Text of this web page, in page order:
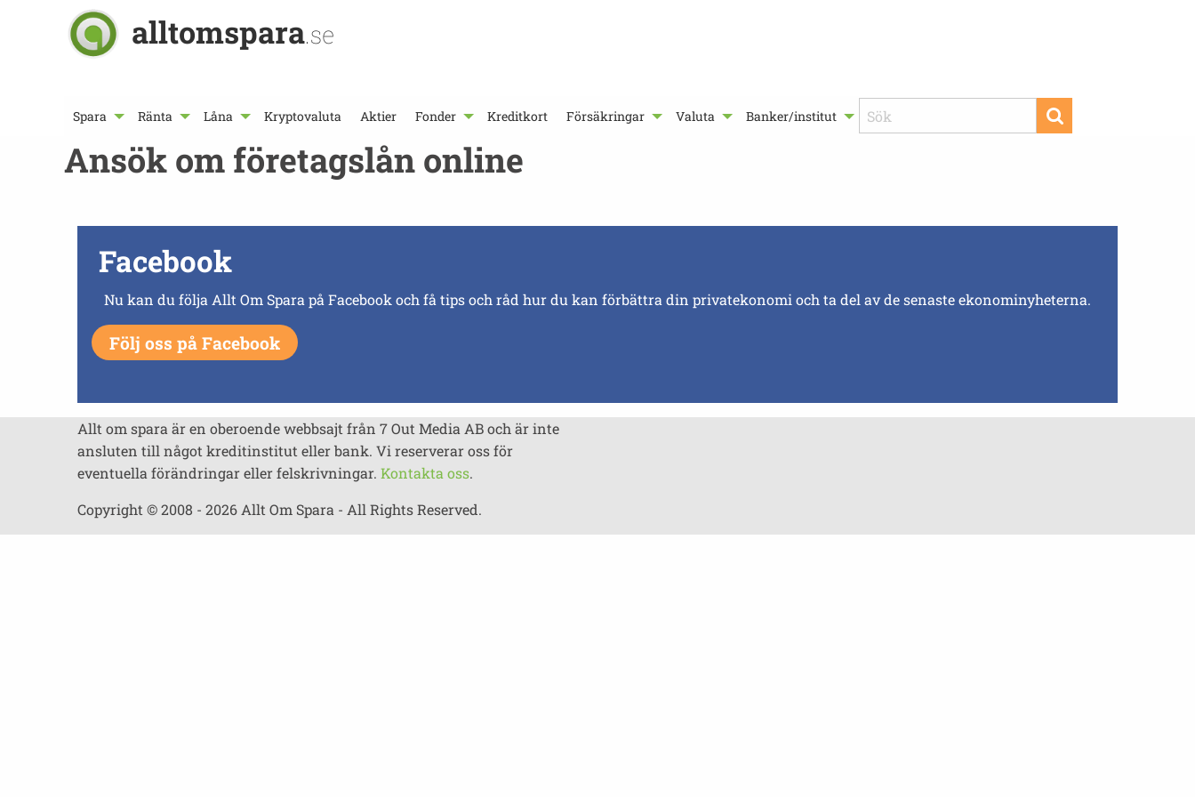
alltomspara.se
Spara Ränta Låna Kryptovaluta Aktier Fonder Kreditkort Försäkringar Valuta Banker/institut
Ansök om företagslån online
Facebook
Nu kan du följa Allt Om Spara på Facebook och få tips och råd hur du kan förbättra din privatekonomi och ta del av de senaste ekonominyheterna.
Följ oss på Facebook
Allt om spara är en oberoende webbsajt från 7 Out Media AB och är inte
ansluten till något kreditinstitut eller bank. Vi reserverar oss för
eventuella förändringar eller felskrivningar. Kontakta oss.
Copyright © 2008 - 2026 Allt Om Spara - All Rights Reserved.